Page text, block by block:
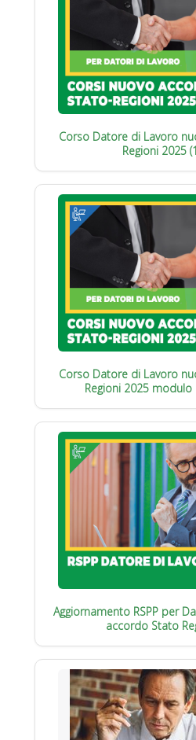
Corso Datore di Lavoro
Regioni 2025
Corso Datore di Lavoro
Regioni 2025 modulo
Aggiornamento RSPP per
accordo Stato